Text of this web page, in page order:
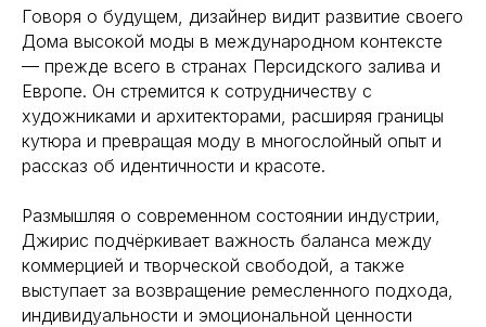
Говоря о будущем, дизайнер видит развитие своего
Дома высокой моды в международном контексте
— прежде всего в странах Персидского залива и
Европе. Он стремится к сотрудничеству с
художниками и архитекторами, расширяя границы
кутюра и превращая моду в многослойный опыт и
рассказ об идентичности и красоте.
Размышляя о современном состоянии индустрии,
Джирис подчёркивает важность баланса между
коммерцией и творческой свободой, а также
выступает за возвращение ремесленного подхода,
индивидуальности и эмоциональной ценности